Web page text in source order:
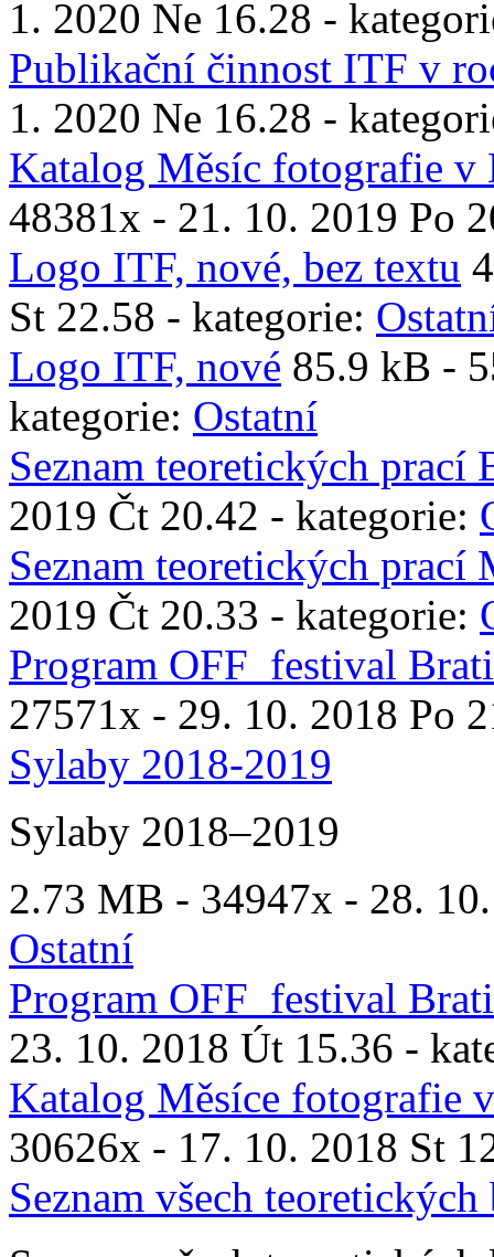
1. 2020 Ne 16.28 -
Publikační činnost ITF v
1. 2020 Ne 16.28 -
Katalog Měsíc fotografie v
48381x - 21. 10. 2019 Po
Logo ITF, nové, bez textu
St 22.58 - kategorie:
Logo ITF, nové 85.9 kB -
kategorie: Ostatní
Seznam teoretických prací
2019 Čt 20.42 - kategorie:
Seznam teoretických prací
2019 Čt 20.33 - kategorie:
Program OFF_festival
27571x - 29. 10. 2018 Po
Sylaby 2018-2019
Sylaby 2018–2019
2.73 MB - 34947x - 28.
Ostatní
Program OFF_festival
23. 10. 2018 Út 15.36 -
Katalog Měsíce fotografie
30626x - 17. 10. 2018 St
Seznam všech